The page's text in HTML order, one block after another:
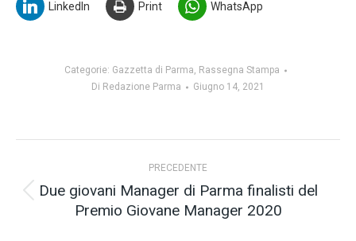
LinkedIn Print WhatsApp
Categorie: Gazzetta di Parma, Rassegna Stampa
Di Redazione Parma Giugno 14, 2021
tra
PRECEDENTE
Post
precedente:
Due giovani Manager di Parma finalisti del
Premio Giovane Manager 2020